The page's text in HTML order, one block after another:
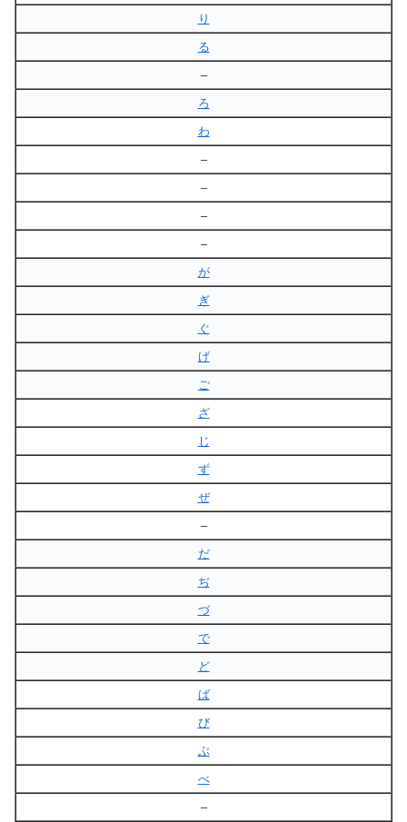
り
る
–
ろ
わ
–
–
–
–
が
ぎ
ぐ
げ
ご
ざ
じ
ず
ぜ
–
だ
ぢ
づ
で
ど
ば
び
ぶ
べ
–